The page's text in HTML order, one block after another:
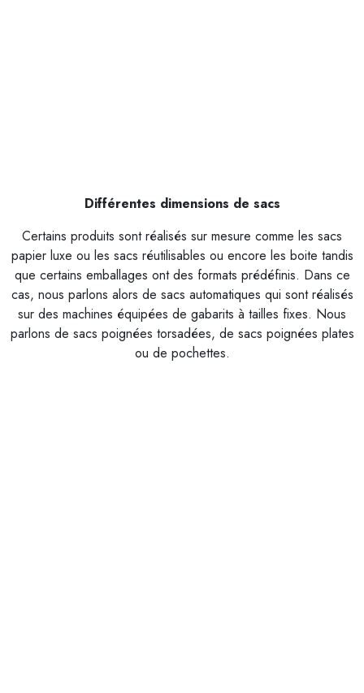
Différentes dimensions de sacs
Certains produits sont réalisés sur mesure comme les sacs
papier luxe ou les sacs réutilisables ou encore les boite tandis
que certains emballages ont des formats prédéfinis. Dans ce
cas, nous parlons alors de sacs automatiques qui sont réalisés
sur des machines équipées de gabarits à tailles fixes. Nous
parlons de sacs poignées torsadées, de sacs poignées plates
ou de pochettes.